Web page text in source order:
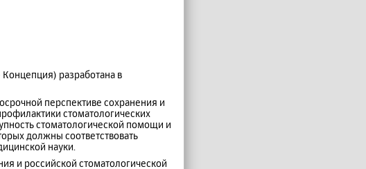
разработана в
перспективе сохранения и
стоматологических
стоматологической помощи и
должны соответствовать
науки.
и российской стоматологической